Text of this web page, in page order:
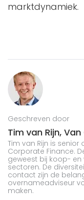
marktdynamiek.
Geschreven door
Tim van Rijn, Van
Tim van Rijn is
Corporate Finance.
geweest bij koop-
sectoren. De
contact zijn de
overnameadviseur
maken.